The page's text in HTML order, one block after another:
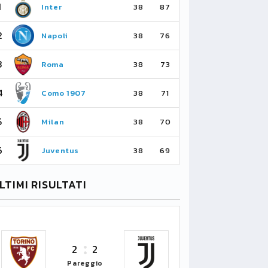
Inter 38 87
Napoli 38 76
Roma 38 73
Como 1907 38 71
Milan 38 70
Juventus 38 69
RISULTATI
2 2
Pareggio